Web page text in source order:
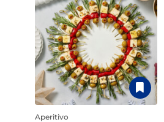
Aperitivo
Sign Up
No Thanks
New members only.